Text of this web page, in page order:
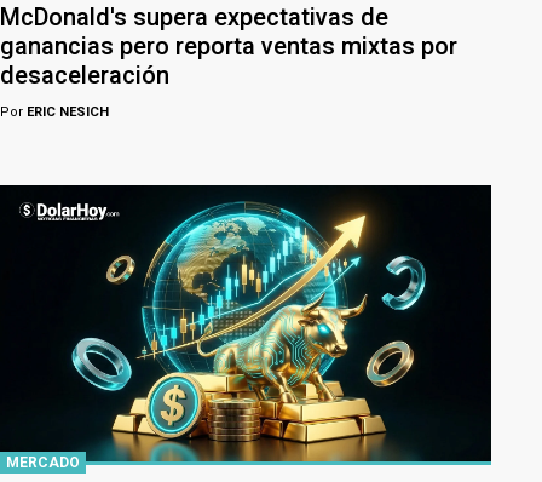
McDonald's supera expectativas de
ganancias pero reporta ventas mixtas por
desaceleración
Por ERIC NESICH
MERCADO